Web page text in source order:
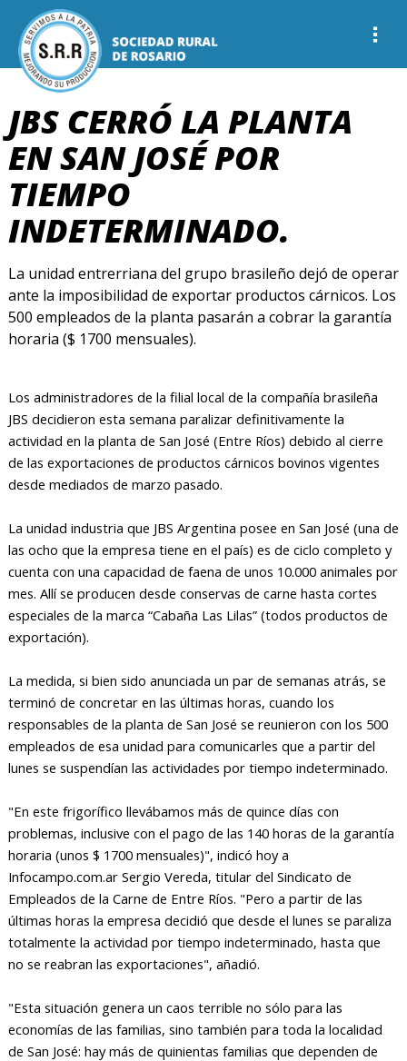
JBS CERRÓ LA PLANTA
EN SAN JOSÉ POR
TIEMPO
INDETERMINADO.
La unidad entrerriana del grupo brasileño dejó de operar
ante la imposibilidad de exportar productos cárnicos. Los
500 empleados de la planta pasarán a cobrar la garantía
horaria ($ 1700 mensuales).
Los administradores de la filial local de la compañía brasileña
JBS decidieron esta semana paralizar definitivamente la
actividad en la planta de San José (Entre Ríos) debido al cierre
de las exportaciones de productos cárnicos bovinos vigentes
desde mediados de marzo pasado.
La unidad industria que JBS Argentina posee en San José (una de
las ocho que la empresa tiene en el país) es de ciclo completo y
cuenta con una capacidad de faena de unos 10.000 animales por
mes. Allí se producen desde conservas de carne hasta cortes
especiales de la marca “Cabaña Las Lilas” (todos productos de
exportación).
La medida, si bien sido anunciada un par de semanas atrás, se
terminó de concretar en las últimas horas, cuando los
responsables de la planta de San José se reunieron con los 500
empleados de esa unidad para comunicarles que a partir del
lunes se suspendían las actividades por tiempo indeterminado.
"En este frigorífico llevábamos más de quince días con
problemas, inclusive con el pago de las 140 horas de la garantía
horaria (unos $ 1700 mensuales)", indicó hoy a
Infocampo.com.ar Sergio Vereda, titular del Sindicato de
Empleados de la Carne de Entre Ríos. "Pero a partir de las
últimas horas la empresa decidió que desde el lunes se paraliza
totalmente la actividad por tiempo indeterminado, hasta que
no se reabran las exportaciones", añadió.
"Esta situación genera un caos terrible no sólo para las
economías de las familias, sino también para toda la localidad
de San José: hay más de quinientas familias que dependen de